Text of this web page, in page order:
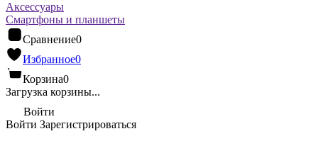
Аксессуары
Смартфоны и планшеты
Сравнение0
Избранное0
Корзина0
Загрузка корзины...
Войти
Войти Зарегистрироваться